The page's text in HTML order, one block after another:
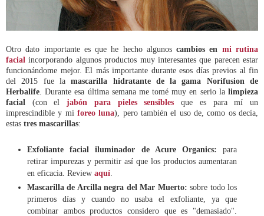
Otro dato importante es que he hecho algunoscambios en mi rutina
facial incorporando algunos productos muy interesantes que parecen estar
funcionándome mejor. El más importante durante esos días previos al fin
del 2015 fue lamascarilla hidratante de la gama Norifusion de
Herbalife . Durante esa última semana me tomé muy en serio la limpieza
facial (con eljabón para pieles sensibles que es para mí un
imprescindible y mi foreo luna), pero también el uso de, como os decía,
estas tres mascarillas:
Exfoliante facial iluminador de Acure Organics: para
retirar impurezas y permitir así que los productos aumentaran
en eficacia. Review aquí
Mascarilla de Arcilla negra del Mar Muerto: sobre todo los
primeros días y cuando no usaba el exfoliante, ya que
combinar ambos productos considero que es "demasiado".